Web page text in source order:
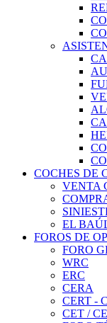
COCHES DE
VENTA
EL
FOROS DE
FORO
WRC
ERC
CERA
CERT -
CET /